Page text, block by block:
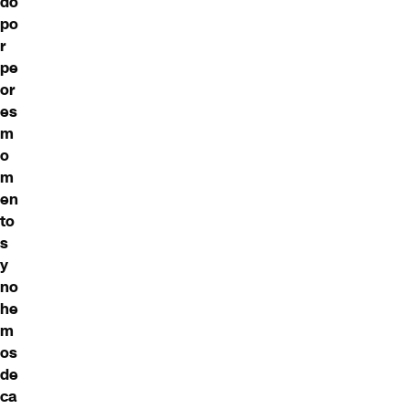
po
r
pe
or
es
m
o
m
en
to
s
y
no
he
m
os
de
ca